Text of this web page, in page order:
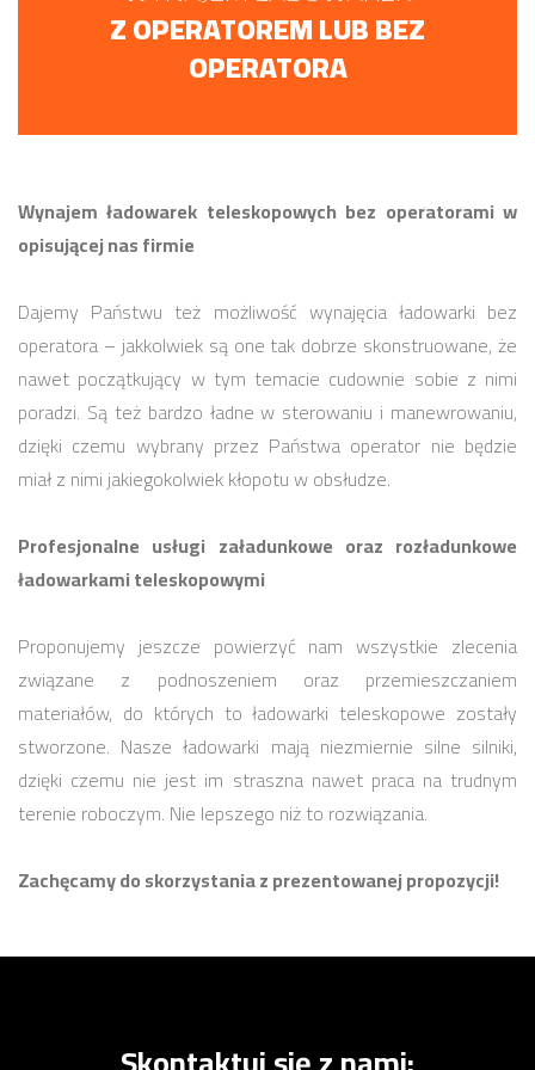
Z OPERATOREM LUB BEZ
OPERATORA
Wynajem ładowarek teleskopowych bez operatorami w
opisującej nas firmie
Dajemy Państwu też możliwość wynajęcia ładowarki bez
operatora – jakkolwiek są one tak dobrze skonstruowane, że
nawet początkujący w tym temacie cudownie sobie z nimi
poradzi. Są też bardzo ładne w sterowaniu i manewrowaniu,
dzięki czemu wybrany przez Państwa operator nie będzie
miał z nimi jakiegokolwiek kłopotu w obsłudze.
Profesjonalne usługi załadunkowe oraz rozładunkowe
ładowarkami teleskopowymi
Proponujemy jeszcze powierzyć nam wszystkie zlecenia
związane z podnoszeniem oraz przemieszczaniem
materiałów, do których to ładowarki teleskopowe zostały
stworzone. Nasze ładowarki mają niezmiernie silne silniki,
dzięki czemu nie jest im straszna nawet praca na trudnym
terenie roboczym. Nie lepszego niż to rozwiązania.
Zachęcamy do skorzystania z prezentowanej propozycji!